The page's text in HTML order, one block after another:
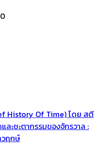
History Of Time) โดย สตี
ะชะตากรรมของจักรวาล :
วฤกษ์